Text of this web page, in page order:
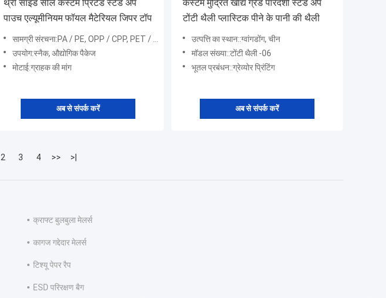
थ्री साइड सील कस्टम प्रिंटेड स्टैंड अप
पाउच एल्यूमीनियम फॉयल मैटेरियल जिपर टॉप
सामग्री संरचना:PA / PE, OPP / CPP, PET / VMPET / PE, PET / AL / PE, PEC
उपयोग:स्नैक, औद्योगिक पैकेज
मोटाई:ग्राहक की मांग
अब से संपर्क करें
कस्टम मुद्रित खाद्य ग्रेड पारदर्शी स्टैंड अप
टोंटी थैली प्लास्टिक पीने के पानी की थैली
उत्पत्ति का स्थान::ग्वांगडोंग, चीन
मॉडल संख्या::टोंटी थैली -06
भूतल प्रबंधन::ग्रेव्योर प्रिंटिंग
अब से संपर्क करें
2 3 4 >> >|
क्राफ्ट बुलबुला मेलर्स
कागज गद्देदार मेलर्स
टिश्यू पेपर रैप
ESD परिरक्षण बैग